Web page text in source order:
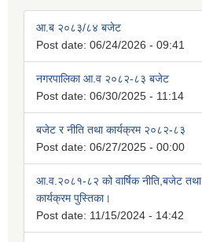
आ.ब २०८३/८४ बजेट
Post date: 06/24/2026 - 09:41
नगरपालिका आ.व २०८२-८३ बजेट
Post date: 06/30/2025 - 11:14
बजेट र नीति तथा कार्यक्रम २०८२-८३
Post date: 06/27/2025 - 00:00
आ.व.२०८१-८२ को वार्षिक नीति,बजेट तथा
कार्यक्रम पुस्तिका।
Post date: 11/15/2024 - 14:42